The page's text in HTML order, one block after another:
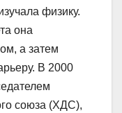
физику.
она
а затем
В 2000
союза (ХДС),